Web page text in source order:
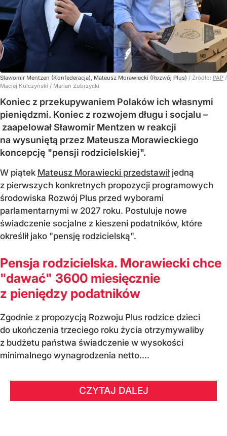
Sławomir Mentzen (Konfederacja), Mateusz Morawiecki (Rozwój Plus) / Źródło: PAP /
Maciej Kulczyński / Marian Zubrzycki
Koniec z przekupywaniem Polaków ich własnymi
pieniędzmi. Koniec z rozwojem długu i socjalu –
zaapelował Sławomir Mentzen w reakcji
na wysuniętą przez Mateusza Morawieckiego
koncepcję "pensji rodzicielskiej".
W piątek Mateusz Morawiecki przedstawiłjedną
z pierwszych konkretnych propozycji programowych
środowiska Rozwój Plus przed wyborami
parlamentarnymi w 2027 roku. Postuluje nowe
świadczenie socjalne z kieszeni podatników, które
określił jako "pensję rodzicielską".
Pensja rodzicielska. Morawiecki chce
"dawać" 3600 miesięcznie
z pieniędzy podatników
Zgodnie z propozycją Rozwoju Plus rodzice dzieci
do ukończenia trzeciego roku życia otrzymywaliby
z budżetu państwa świadczenie w wysokości
minimalnego wynagrodzenia netto....
CZYTAJ DALEJ